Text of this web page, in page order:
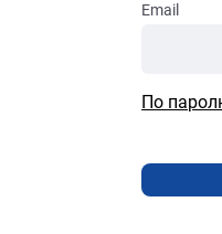
Email
По